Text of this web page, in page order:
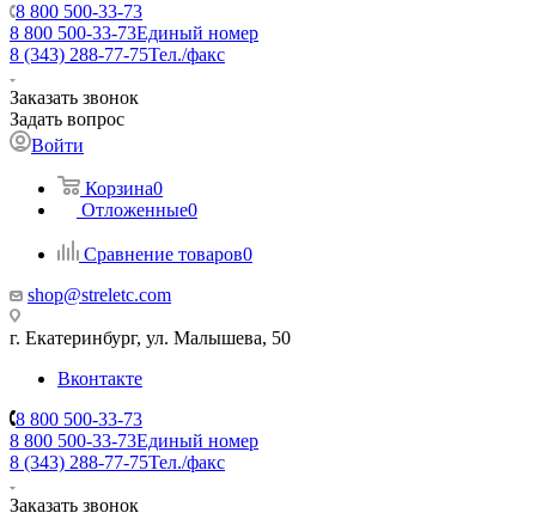
8 800 500-33-73
8 800 500-33-73Единый номер
8 (343) 288-77-75Тел./факс
Заказать звонок
Задать вопрос
Войти
Корзина0
Отложенные0
Сравнение товаров0
shop@streletc.com
г. Екатеринбург, ул. Малышева, 50
Вконтакте
8 800 500-33-73
8 800 500-33-73Единый номер
8 (343) 288-77-75Тел./факс
Заказать звонок